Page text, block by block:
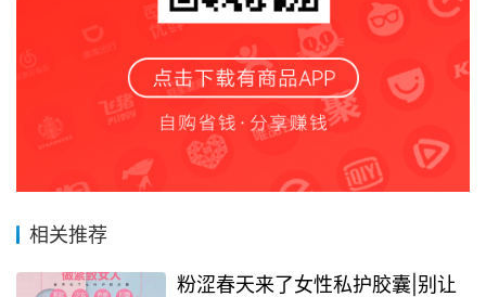
相关推荐
粉涩春天来了女性私护胶囊|别让